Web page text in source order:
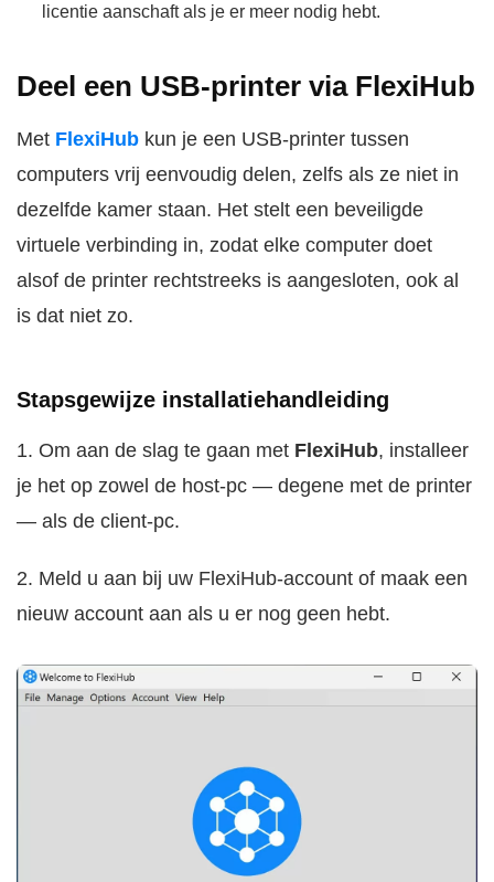
licentie aanschaft als je er meer nodig hebt.
Deel een USB-printer via FlexiHub
Met FlexiHub kun je een USB-printer tussen
computers vrij eenvoudig delen, zelfs als ze niet in
dezelfde kamer staan. Het stelt een beveiligde
virtuele verbinding in, zodat elke computer doet
alsof de printer rechtstreeks is aangesloten, ook al
is dat niet zo.
Stapsgewijze installatiehandleiding
1. Om aan de slag te gaan met FlexiHub, installeer
je het op zowel de host-pc — degene met de printer
— als de client-pc.
2. Meld u aan bij uw FlexiHub-account of maak een
nieuw account aan als u er nog geen hebt.